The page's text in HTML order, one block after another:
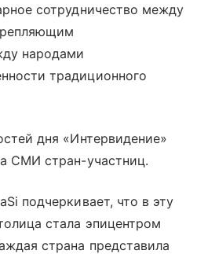
сотрудничество между
народами
традиционного
дня «Интервидение»
СМИ стран-участниц.
подчеркивает, что в эту
стала эпицентром
страна представила